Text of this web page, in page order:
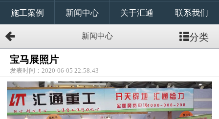
施工案例 新闻中心 关于汇通 联系我们
新闻中心 分类
宝马展照片
发表时间：2020-06-05 22:58:43